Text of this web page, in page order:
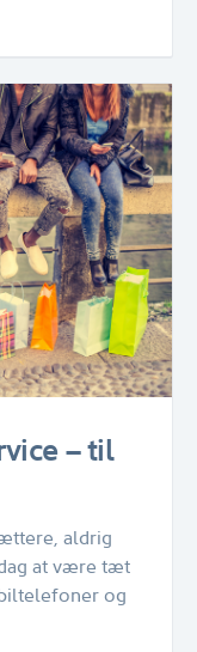
– til
aldrig
at være tæt
og